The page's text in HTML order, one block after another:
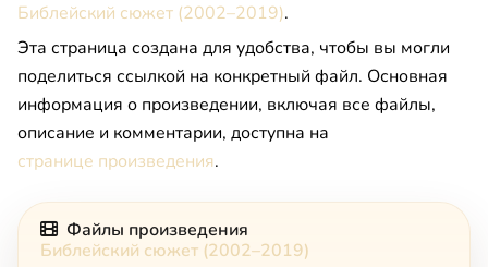
Библейский сюжет (2002–2019).
Эта страница создана для удобства, чтобы вы могли
поделиться ссылкой на конкретный файл. Основная
информация о произведении, включая все файлы,
описание и комментарии, доступна на
странице произведения.
Файлы произведения
Библейский сюжет (2002–2019)